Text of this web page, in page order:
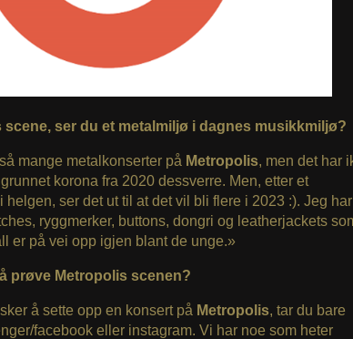
scene, ser du et metalmiljø i dagnes musikkmiljø?
mange metalkonserter på Metropolis, men det har
korona fra 2020 dessverre. Men, etter et
helgen, ser det ut til at det vil bli flere i 2023 :). Jeg har
ryggmerker, buttons, dongri og leatherjackets
er på vei opp igjen blant de unge.»
prøve Metropolis scenen?
å sette opp en konsert på Metropolis, tar du bare
facebook eller instagram. Vi har noe som heter